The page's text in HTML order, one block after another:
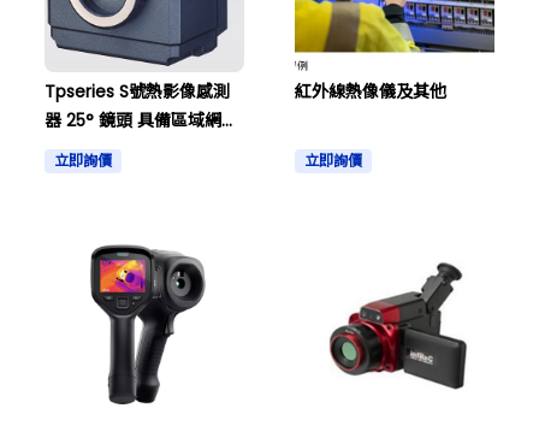
Tpseries S號熱影像感測
器 25° 鏡頭 具備區域網路
高速類比功能 及其他
立即詢價
紅外線熱像儀及其他
立即詢價